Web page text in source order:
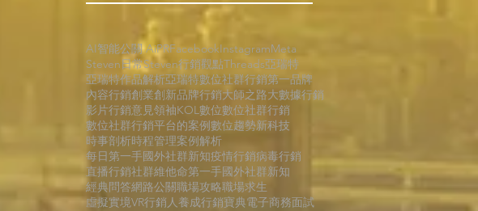
AI智能公關 AiPRFacebookInstagramMeta
Steven日常Steven行銷觀點Threads亞瑞特
亞瑞特作品解析亞瑞特數位社群行銷第一品牌
內容行銷創業創新品牌行銷大師之路大數據行銷
影片行銷意見領袖KOL數位數位社群行銷
數位社群行銷平台的案例數位趨勢新科技
時事剖析時程管理案例解析
每日第一手國外社群新知疫情行銷病毒行銷
直播行銷社群維他命第一手國外社群新知
經典問答網路公關職場攻略職場求生
虛擬實境VR行銷人養成行銷寶典電子商務面試